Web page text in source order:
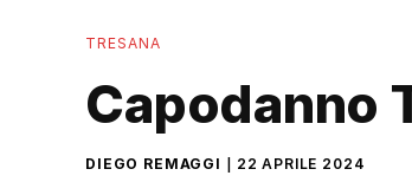
TRESANA
Capodanno
DIEGO REMAGGI 22 APRILE 2024